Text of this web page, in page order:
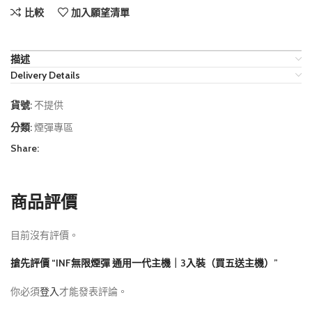
比較 加入願望清單
描述
Delivery Details
貨號: 不提供
分類:煙彈專區
Share:
商品評價
目前沒有評價。
搶先評價 “INF無限煙彈 通用一代主機｜3入裝（買五送主機）”
你必須登入才能發表評論。